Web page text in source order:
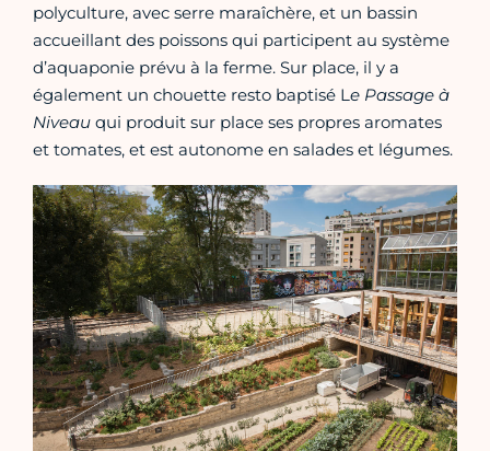
polyculture, avec serre maraîchère, et un bassin
accueillant des poissons qui participent au système
d’aquaponie prévu à la ferme. Sur place, il y a
également un chouette resto baptisé L e Passage à
Niveau qui produit sur place ses propres aromates
et tomates, et est autonome en salades et légumes.